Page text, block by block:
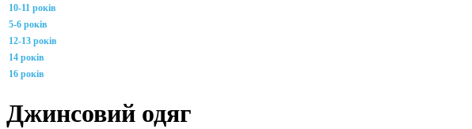
10-11 років
5-6 років
12-13 років
14 років
16 років
Джинсовий одяг